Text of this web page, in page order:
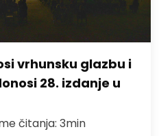
vrhunsku glazbu i
28. izdanje u
čitanja: 3min